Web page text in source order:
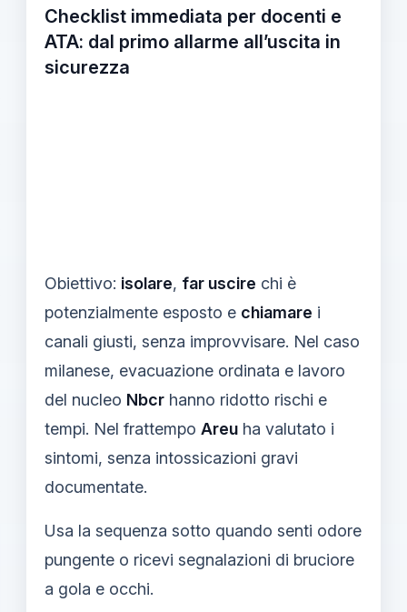
Checklist immediata per docenti e
ATA: dal primo allarme all’uscita in
sicurezza
Obiettivo: isolare, far uscire chi è
potenzialmente esposto e chiamare i
canali giusti, senza improvvisare. Nel caso
milanese, evacuazione ordinata e lavoro
del nucleo Nbcr hanno ridotto rischi e
tempi. Nel frattempo Areu ha valutato i
sintomi, senza intossicazioni gravi
documentate.
Usa la sequenza sotto quando senti odore
pungente o ricevi segnalazioni di bruciore
a gola e occhi.